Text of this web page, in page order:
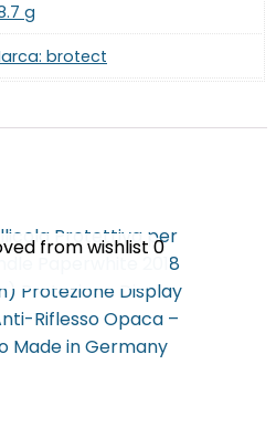
g
brotect
from wishlist 0
from wishlist 0